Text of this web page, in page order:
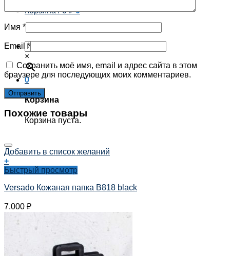
Корзина /0₽ 0
×
0
Корзина
Корзина пуста.
Имя *
Email *
Сохранить моё имя, email и адрес сайта в этом
браузере для последующих моих комментариев.
Похожие товары
Добавить в список желаний
+
Быстрый просмотр
Versado Кожаная папка B818 black
7.000 ₽